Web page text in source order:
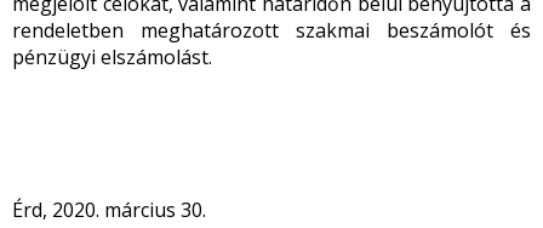
rendeletben meghatározott szakmai beszámolót és
pénzügyi elszámolást.
Érd, 2020. március 30.